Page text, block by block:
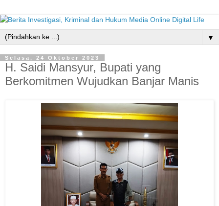
▼
Selasa, 24 Oktober 2023
H. Saidi Mansyur, Bupati yang
Berkomitmen Wujudkan Banjar Manis